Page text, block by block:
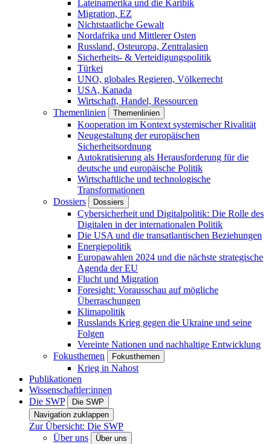
Lateinamerika und die Karibik
Migration, EZ
Nichtstaatliche Gewalt
Nordafrika und Mittlerer Osten
Russland, Osteuropa, Zentralasien
Sicherheits- & Verteidigungspolitik
Türkei
UNO, globales Regieren, Völkerrecht
USA, Kanada
Wirtschaft, Handel, Ressourcen
Themenlinien
Themenlinien
Kooperation im Kontext systemischer Rivalität
Neugestaltung der europäischen
Sicherheitsordnung
Autokratisierung als Herausforderung für die
deutsche und europäische Politik
Wirtschaftliche und technologische
Transformationen
Dossiers
Dossiers
Cybersicherheit und Digitalpolitik: Die Rolle des
Digitalen in der internationalen Politik
Die USA und die transatlantischen Beziehungen
Energiepolitik
Europawahlen 2024 und die nächste strategische
Agenda der EU
Flucht und Migration
Foresight: Vorausschau auf mögliche
Überraschungen
Klimapolitik
Russlands Krieg gegen die Ukraine und seine
Folgen
Vereinte Nationen und nachhaltige Entwicklung
Fokusthemen
Fokusthemen
Krieg in Nahost
Publikationen
Wissenschaftler:innen
Die SWP
Die SWP
Navigation zuklappen
Zur Übersicht: Die SWP
Über uns
Über uns